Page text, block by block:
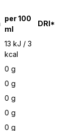
per 100
ml
DRI*
13 kJ / 3
kcal
0 g
0 g
0 g
0 g
0 g